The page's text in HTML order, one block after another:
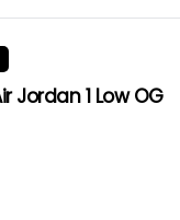
Jordan 1 Low OG